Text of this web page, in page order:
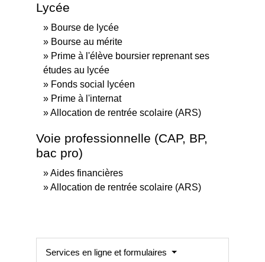
Lycée
Bourse de lycée
Bourse au mérite
Prime à l'élève boursier reprenant ses
études au lycée
Fonds social lycéen
Prime à l'internat
Allocation de rentrée scolaire (ARS)
Voie professionnelle (CAP, BP,
bac pro)
Aides financières
Allocation de rentrée scolaire (ARS)
Services en ligne et formulaires